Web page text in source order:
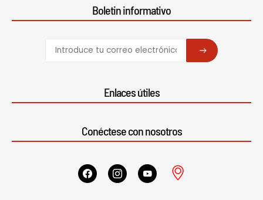
Boletin informativo
SUBSCRIBE
Enlaces útiles
Conéctese con nosotros